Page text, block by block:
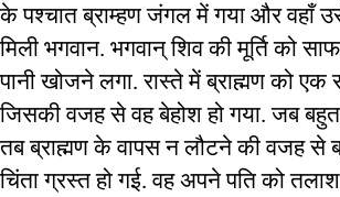
के पश्चात ब्राम्हण जंगल में गया और वहाँ
मिली भगवान. भगवान् शिव की मूर्ति को साफ
पानी खोजने लगा. रास्ते में ब्राह्मण को एक
जिसकी वजह से वह बेहोश हो गया. जब बहुत
तब ब्राह्मण के वापस न लौटने की वजह से
चिंता ग्रस्त हो गई. वह अपने पति को तलाश